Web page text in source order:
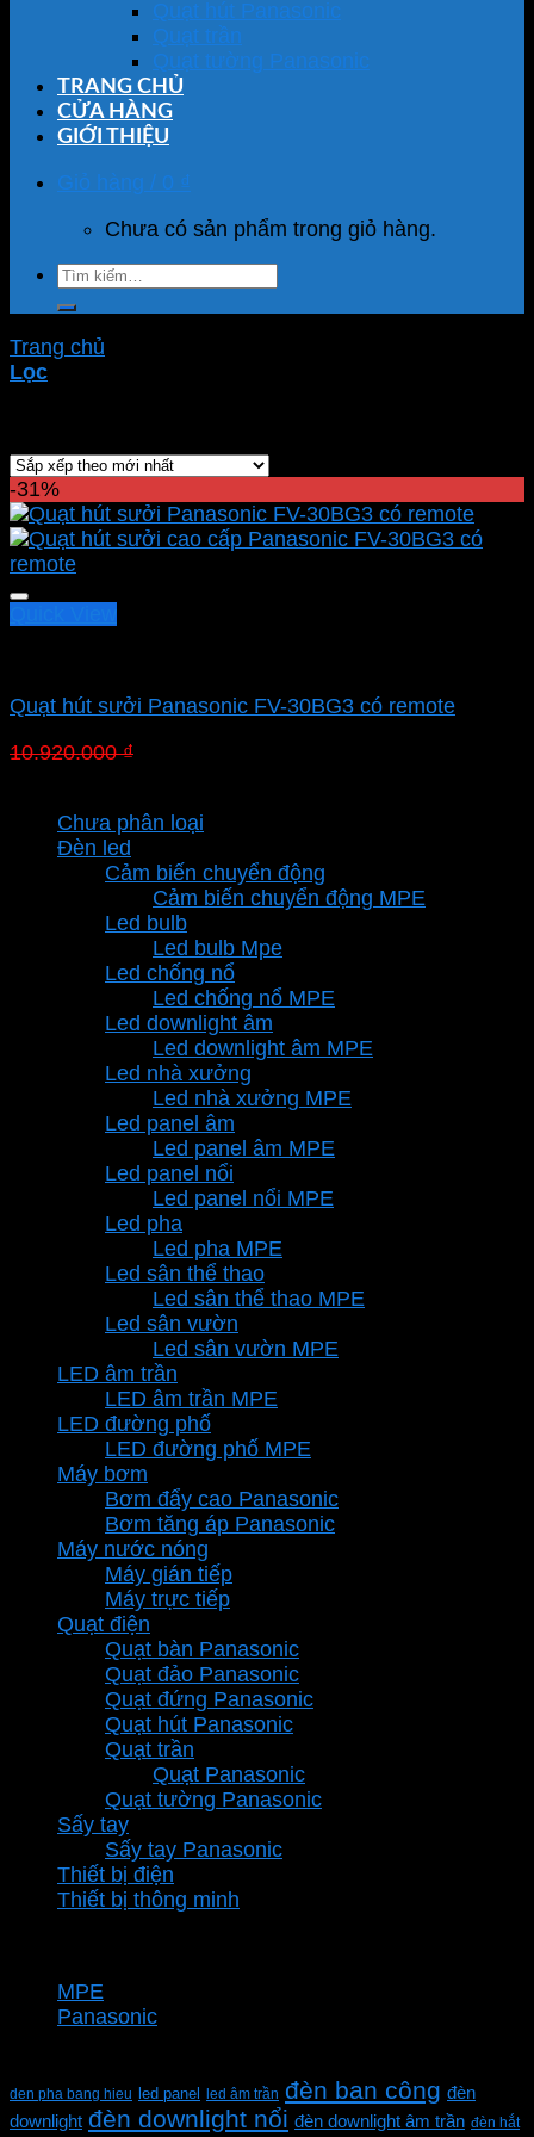
Quạt hút Panasonic
Quạt trần
Quạt tường Panasonic
TRANG CHỦ
CỬA HÀNG
GIỚI THIỆU
Giỏ hàng / 0 ₫
Chưa có sản phẩm trong giỏ hàng.
Tìm
kiếm:
Trang chủ
Lọc
-31%
Quạt hút sưởi Panasonic FV-30BG3 có remote
10.920.000₫
10.920.000 ₫.
Chưa phân loại
Đèn led
Cảm biến chuyển động
Cảm biến chuyển động MPE
Led bulb
Led bulb Mpe
Led chống nổ
Led chống nổ MPE
Led downlight âm
Led downlight âm MPE
Led nhà xưởng
Led nhà xưởng MPE
Led panel âm
Led panel âm MPE
Led panel nổi
Led panel nổi MPE
Led pha
Led pha MPE
Led sân thể thao
Led sân thể thao MPE
Led sân vườn
Led sân vườn MPE
LED âm trần
LED âm trần MPE
LED đường phố
LED đường phố MPE
Máy bơm
Bơm đẩy cao Panasonic
Bơm tăng áp Panasonic
Máy nước nóng
Máy gián tiếp
Máy trực tiếp
Quạt điện
Quạt bàn Panasonic
Quạt đảo Panasonic
Quạt đứng Panasonic
Quạt hút Panasonic
Quạt trần
Quạt Panasonic
Quạt tường Panasonic
Sấy tay
Sấy tay Panasonic
Thiết bị điện
Thiết bị thông minh
MPE
Panasonic
den pha bang hieu led panel led âm trần đèn ban công đèn
downlight đèn downlight nổi đèn downlight âm trần đèn hắt